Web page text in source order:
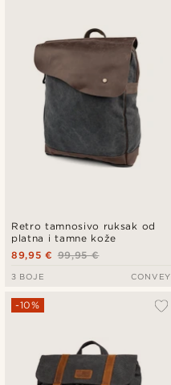
Retro tamnosivo ruksak od
platna i tamne kože
99,95 €
89,95 €
3 BOJE CONVEY
-10%